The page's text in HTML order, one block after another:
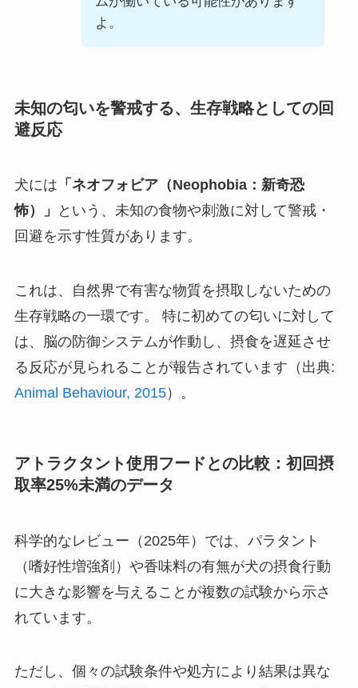
よ。
未知の匂いを警戒する、生存戦略としての回
避反応
犬には 「ネオフォビア（Neophobia：新奇恐
怖）」
という、未知の食物や刺激に対して警戒・
回避を示す性質があります。
これは、自然界で有害な物質を摂取しないための
生存戦略の一環です。 特に初めての匂いに対して
は、脳の防御システムが作動し、摂食を遅延させ
る反応が見られることが報告されています（出典:
Animal Behaviour, 2015）。
アトラクタント使用フードとの比較：初回摂
取率25%未満のデータ
科学的なレビュー（2025年）では、パラタント
（嗜好性増強剤）や香味料の有無が犬の摂食行動
に大きな影響を与えることが複数の試験から示さ
れています。
ただし、個々の試験条件や処方により結果は異な